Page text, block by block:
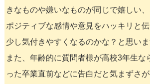
きなものや嫌いなものが同じで嬉しい
ポジティブな感情や意見をハッキリと
少し気付きやすくなるのかな？と思いま
また、年齢的に質問者様が高校3年生な
った卒業直前などに告白だと気まずさ